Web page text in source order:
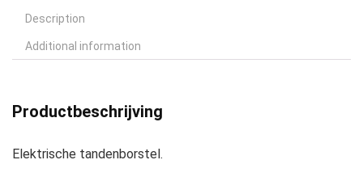
Description
Additional information
Productbeschrijving
Elektrische tandenborstel.